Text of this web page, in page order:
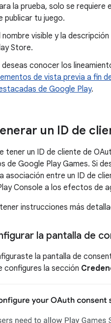
la prueba, solo se requiere
publicar tu juego.
nombre visible y la
Store.
deseas conocer los
de vista previa a fin
de Google Play.
un ID de
tener un ID de cliente de
de Google Play Games. Si
asociación entre un ID de
Console a los efectos de
instrucciones más
la pantalla de
la pantalla de
configures la sección